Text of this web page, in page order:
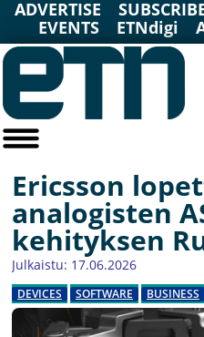
ADVERTISE
EVENTS
ETNdigi
Ericsson
analogisten
kehityksen
Julkaistu: 17.06.2026
DEVICES SOFTWARE BUSINESS